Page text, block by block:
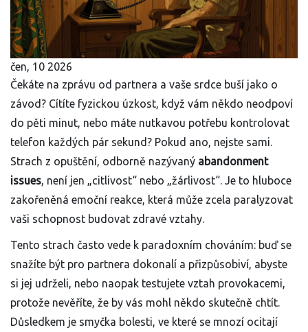
čen, 10 2026
Čekáte na zprávu od partnera a vaše srdce buší jako o
závod? Cítíte fyzickou úzkost, když vám někdo neodpoví
do pěti minut, nebo máte nutkavou potřebu kontrolovat
telefon každých pár sekund? Pokud ano, nejste sami.
Strach z opuštění, odborně nazývaný abandonment
issues, není jen „citlivost“ nebo „žárlivost“. Je to hluboce
zakořeněná emoční reakce, která může zcela paralyzovat
vaši schopnost budovat zdravé vztahy.
Tento strach často vede k paradoxním chováním: buď se
snažíte být pro partnera dokonalí a přizpůsobiví, abyste
si jej udrželi, nebo naopak testujete vztah provokacemi,
protože nevěříte, že by vás mohl někdo skutečně chtít.
Důsledkem je smyčka bolesti, ve které se mnozí ocitají